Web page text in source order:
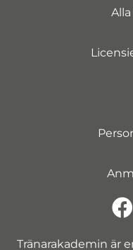
Tränarakademin är